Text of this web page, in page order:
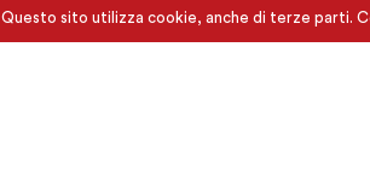
Questo sito utilizza cookie, anche di terze parti.